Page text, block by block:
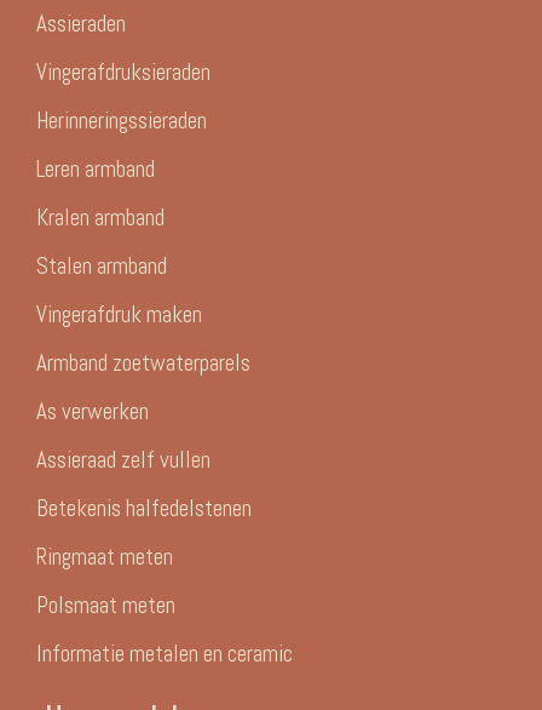
Assieraden
Vingerafdruksieraden
Herinneringssieraden
Leren armband
Kralen armband
Stalen armband
Vingerafdruk maken
Armband zoetwaterparels
As verwerken
Assieraad zelf vullen
Betekenis halfedelstenen
Ringmaat meten
Polsmaat meten
Informatie metalen en ceramic